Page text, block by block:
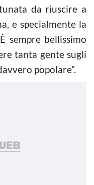
da riuscire a
e specialmente la
sempre bellissimo
tanta gente sugli
popolare”.